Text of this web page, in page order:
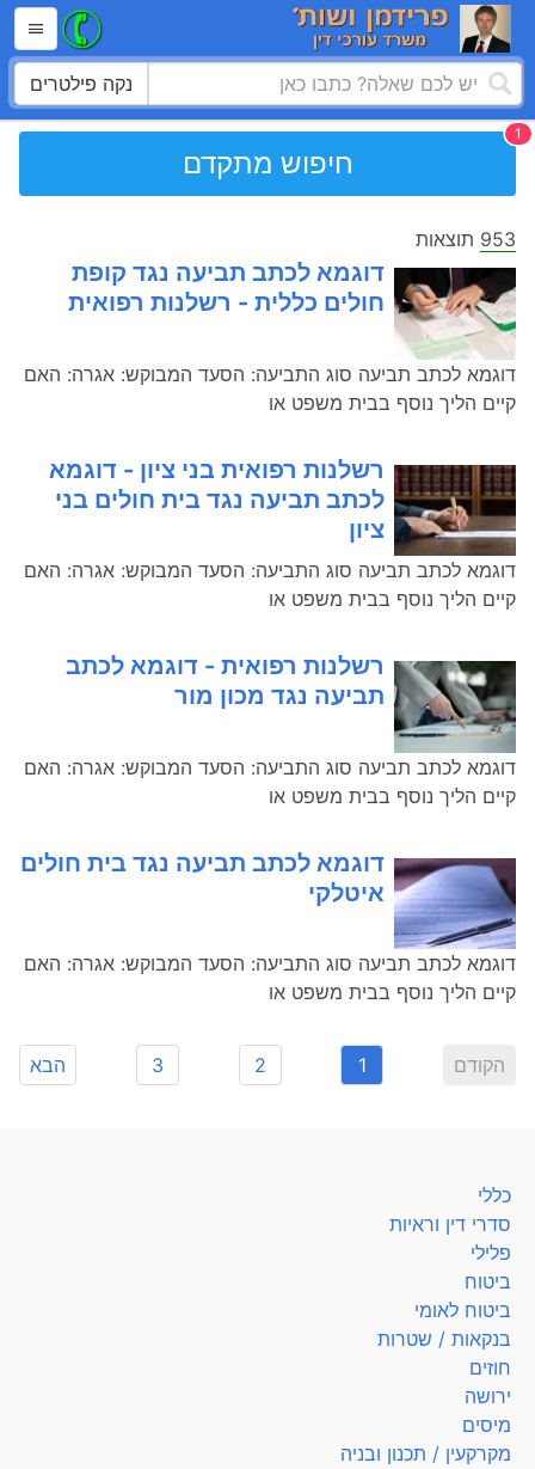
נקה פילטרים
חיפוש מתקדם
953 תוצאות
דוגמא לכתב תביעה נגד קופת
חולים כללית - רשלנות רפואית
דוגמא לכתב תביעה סוג התביעה: הסעד המבוקש: אגרה: האם
קיים הליך נוסף בבית משפט או
רשלנות רפואית בני ציון - דוגמא
לכתב תביעה נגד בית חולים בני
ציון
דוגמא לכתב תביעה סוג התביעה: הסעד המבוקש: אגרה: האם
קיים הליך נוסף בבית משפט או
רשלנות רפואית - דוגמא לכתב
תביעה נגד מכון מור
דוגמא לכתב תביעה סוג התביעה: הסעד המבוקש: אגרה: האם
קיים הליך נוסף בבית משפט או
דוגמא לכתב תביעה נגד בית חולים
איטלקי
דוגמא לכתב תביעה סוג התביעה: הסעד המבוקש: אגרה: האם
קיים הליך נוסף בבית משפט או
הקודם 1
2
3 הבא
כללי
סדרי דין וראיות
פלילי
ביטוח
ביטוח לאומי
בנקאות / שטרות
חוזים
ירושה
מיסים
מקרקעין / תכנון ובניה